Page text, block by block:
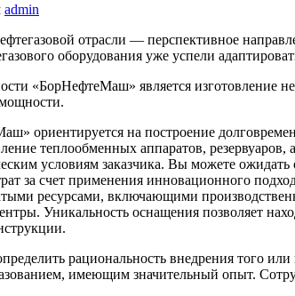
admin
отрасли — перспективное
оборудования уже успели
«БорНефтеМаш» является изготовление
ориентируется на построение
теплообменных аппаратов,
условиям заказчика. Вы можете
за счет применения инновационного
ресурсами, включающими
Уникальность оснащения позволяет
рациональность внедрения того
имеющим значительный опыт.